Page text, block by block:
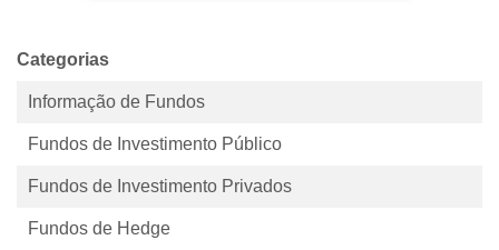
Categorias
Informação de Fundos
Fundos de Investimento Público
Fundos de Investimento Privados
Fundos de Hedge